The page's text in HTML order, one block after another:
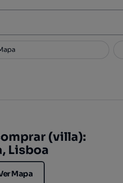
3
(villa):
Lisboa
Mapa